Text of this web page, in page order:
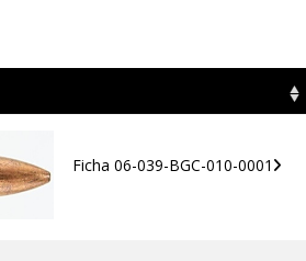
Ficha 06-039-BGC-010-0001